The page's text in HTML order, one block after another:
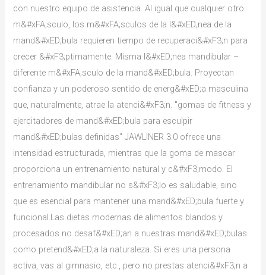
con nuestro equipo de asistencia. Al igual que cualquier otro
m&#xFA;sculo, los m&#xFA;sculos de la l&#xED;nea de la
mand&#xED;bula requieren tiempo de recuperaci&#xF3;n para
crecer &#xF3;ptimamente. Misma l&#xED;nea mandibular –
diferente m&#xFA;sculo de la mand&#xED;bula. Proyectan
confianza y un poderoso sentido de energ&#xED;a masculina
que, naturalmente, atrae la atenci&#xF3;n. "gomas de fitness y
ejercitadores de mand&#xED;bula para esculpir
mand&#xED;bulas definidas" JAWLINER 3.0 ofrece una
intensidad estructurada, mientras que la goma de mascar
proporciona un entrenamiento natural y c&#xF3;modo. El
entrenamiento mandibular no s&#xF3;lo es saludable, sino
que es esencial para mantener una mand&#xED;bula fuerte y
funcional.Las dietas modernas de alimentos blandos y
procesados no desaf&#xED;an a nuestras mand&#xED;bulas
como pretend&#xED;a la naturaleza. Si eres una persona
activa, vas al gimnasio, etc., pero no prestas atenci&#xF3;n a